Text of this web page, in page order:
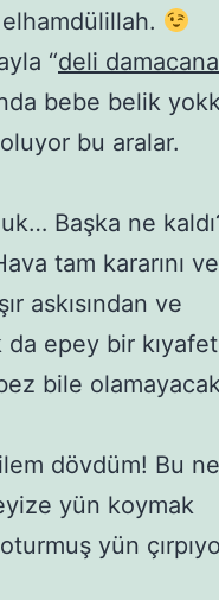
“deli damacana
bebe belik
bu aralar.
Başka ne
tam kararını
askısından ve
epey bir kıyafet
bile
dövdüm! Bu ne
yün koymak
yün